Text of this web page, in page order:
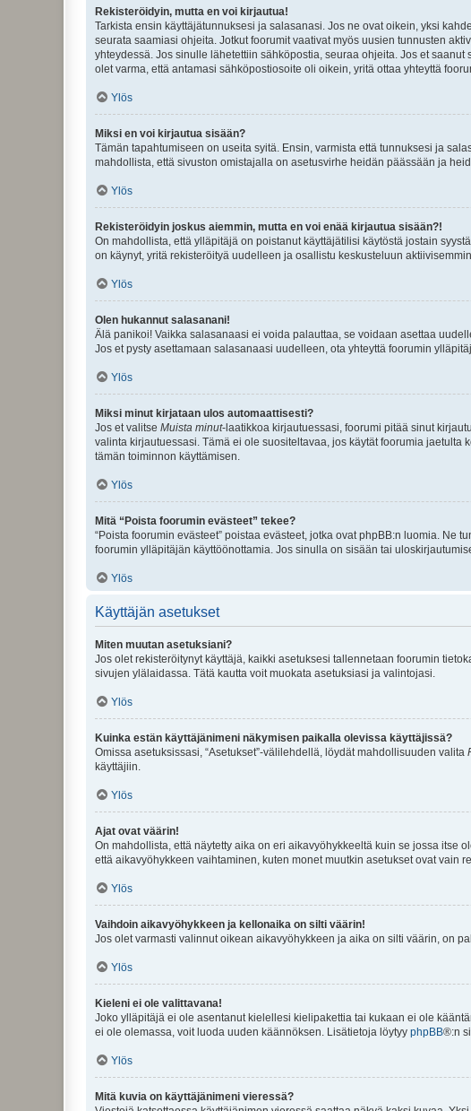
Rekisteröidyin, mutta en voi kirjautua!
Tarkista ensin käyttäjätunnuksesi ja salasanasi. Jos ne ovat oikein, yksi
seurata saamiasi ohjeita. Jotkut foorumit vaativat myös uusien tunnusten
yhteydessä. Jos sinulle lähetettiin sähköpostia, seuraa ohjeita. Jos et
olet varma, että antamasi sähköpostiosoite oli oikein, yritä ottaa yhteyttä
Ylös
Miksi en voi kirjautua sisään?
Tämän tapahtumiseen on useita syitä. Ensin, varmista että tunnuksesi ja
mahdollista, että sivuston omistajalla on asetusvirhe heidän päässään ja
Ylös
Rekisteröidyin joskus aiemmin, mutta en voi enää kirjautua sisään?!
On mahdollista, että ylläpitäjä on poistanut käyttäjätilisi käytöstä jostain
on käynyt, yritä rekisteröityä uudelleen ja osallistu keskusteluun aktiivisemmin.
Ylös
Olen hukannut salasanani!
Älä panikoi! Vaikka salasanaasi ei voida palauttaa, se voidaan asettaa
Jos et pysty asettamaan salasanaasi uudelleen, ota yhteyttä foorumin
Ylös
Miksi minut kirjataan ulos automaattisesti?
Jos et valitse Muista minut-laatikkoa kirjautuessasi, foorumi pitää sinut
valinta kirjautuessasi. Tämä ei ole suositeltavaa, jos käytät foorumia
tämän toiminnon käyttämisen.
Ylös
Mitä “Poista foorumin evästeet” tekee?
“Poista foorumin evästeet” poistaa evästeet, jotka ovat phpBB:n luomia.
foorumin ylläpitäjän käyttöönottamia. Jos sinulla on sisään tai
Ylös
Käyttäjän asetukset
Miten muutan asetuksiani?
Jos olet rekisteröitynyt käyttäjä, kaikki asetuksesi tallennetaan foorumin
sivujen ylälaidassa. Tätä kautta voit muokata asetuksiasi ja valintojasi.
Ylös
Kuinka estän käyttäjänimeni näkymisen paikalla olevissa käyttäjissä?
Omissa asetuksissasi, “Asetukset”-välilehdellä, löydät mahdollisuuden valita
käyttäjiin.
Ylös
Ajat ovat väärin!
On mahdollista, että näytetty aika on eri aikavyöhykkeeltä kuin se jossa itse
että aikavyöhykkeen vaihtaminen, kuten monet muutkin asetukset ovat vain
Ylös
Vaihdoin aikavyöhykkeen ja kellonaika on silti väärin!
Jos olet varmasti valinnut oikean aikavyöhykkeen ja aika on silti väärin, on
Ylös
Kieleni ei ole valittavana!
Joko ylläpitäjä ei ole asentanut kielellesi kielipakettia tai kukaan ei ole
ei ole olemassa, voit luoda uuden käännöksen. Lisätietoja löytyy phpBB®:n
Ylös
Mitä kuvia on käyttäjänimeni vieressä?